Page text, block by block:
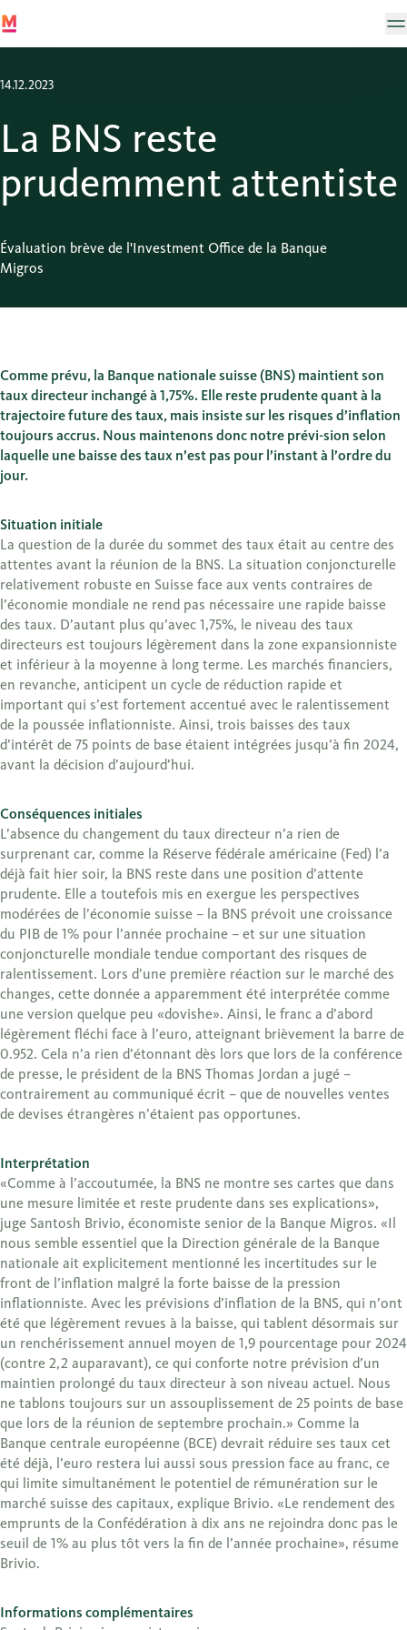
14.12.2023
La BNS reste
prudemment attentiste
Évaluation brève de l'Investment Office de la Banque
Migros
Comme prévu, la Banque nationale suisse (BNS) maintient son
taux directeur inchangé à 1,75%. Elle reste prudente quant à la
trajectoire future des taux, mais insiste sur les risques d’inflation
toujours accrus. Nous maintenons donc notre prévi-sion selon
laquelle une baisse des taux n’est pas pour l’instant à l’ordre du
jour.
Situation initiale
La question de la durée du sommet des taux était au centre des
attentes avant la réunion de la BNS. La situation conjoncturelle
relativement robuste en Suisse face aux vents contraires de
l’économie mondiale ne rend pas nécessaire une rapide baisse
des taux. D’autant plus qu’avec 1,75%, le niveau des taux
directeurs est toujours légèrement dans la zone expansionniste
et inférieur à la moyenne à long terme. Les marchés financiers,
en revanche, anticipent un cycle de réduction rapide et
important qui s’est fortement accentué avec le ralentissement
de la poussée inflationniste. Ainsi, trois baisses des taux
d’intérêt de 75 points de base étaient intégrées jusqu’à fin 2024,
avant la décision d’aujourd’hui.
Conséquences initiales
L’absence du changement du taux directeur n’a rien de
surprenant car, comme la Réserve fédérale américaine (Fed) l’a
déjà fait hier soir, la BNS reste dans une position d’attente
prudente. Elle a toutefois mis en exergue les perspectives
modérées de l’économie suisse – la BNS prévoit une croissance
du PIB de 1% pour l’année prochaine – et sur une situation
conjoncturelle mondiale tendue comportant des risques de
ralentissement. Lors d’une première réaction sur le marché des
changes, cette donnée a apparemment été interprétée comme
une version quelque peu «dovishe». Ainsi, le franc a d’abord
légèrement fléchi face à l’euro, atteignant brièvement la barre de
0.952. Cela n’a rien d’étonnant dès lors que lors de la conférence
de presse, le président de la BNS Thomas Jordan a jugé –
contrairement au communiqué écrit – que de nouvelles ventes
de devises étrangères n’étaient pas opportunes.
Interprétation
«Comme à l’accoutumée, la BNS ne montre ses cartes que dans
une mesure limitée et reste prudente dans ses explications»,
juge Santosh Brivio, économiste senior de la Banque Migros. «Il
nous semble essentiel que la Direction générale de la Banque
nationale ait explicitement mentionné les incertitudes sur le
front de l’inflation malgré la forte baisse de la pression
inflationniste. Avec les prévisions d’inflation de la BNS, qui n’ont
été que légèrement revues à la baisse, qui tablent désormais sur
un renchérissement annuel moyen de 1,9 pourcentage pour 2024
(contre 2,2 auparavant), ce qui conforte notre prévision d’un
maintien prolongé du taux directeur à son niveau actuel. Nous
ne tablons toujours sur un assouplissement de 25 points de base
que lors de la réunion de septembre prochain.» Comme la
Banque centrale européenne (BCE) devrait réduire ses taux cet
été déjà, l’euro restera lui aussi sous pression face au franc, ce
qui limite simultanément le potentiel de rémunération sur le
marché suisse des capitaux, explique Brivio. «Le rendement des
emprunts de la Confédération à dix ans ne rejoindra donc pas le
seuil de 1% au plus tôt vers la fin de l’année prochaine», résume
Brivio.
Informations complémentaires